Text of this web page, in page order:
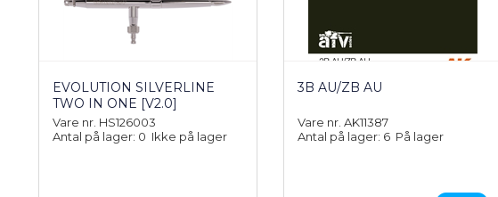
EVOLUTION SILVERLINE
TWO IN ONE [V2.0]
Vare nr. HS126003
Antal på lager: 0 Ikke på lager
3B AU/ZB AU
Vare nr. AK11387
Antal på lager: 6 På lager